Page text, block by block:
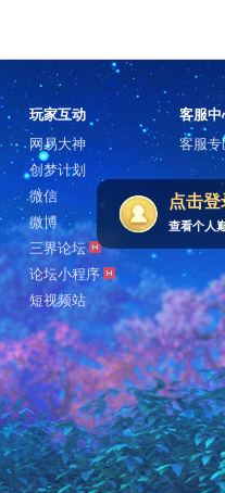
玩家互动
客服中
网易大神
创梦计划
微信
微博
三界论坛
论坛小程序
短视频站
客服专
点击登
查看个人